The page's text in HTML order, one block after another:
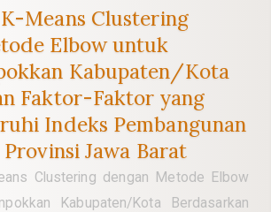
Means Clustering
Elbow untuk
Kabupaten/Kota
Faktor-Faktor yang
Indeks Pembangunan
Jawa Barat
Clustering dengan Metode Elbow
Kabupaten/Kota Berdasarkan